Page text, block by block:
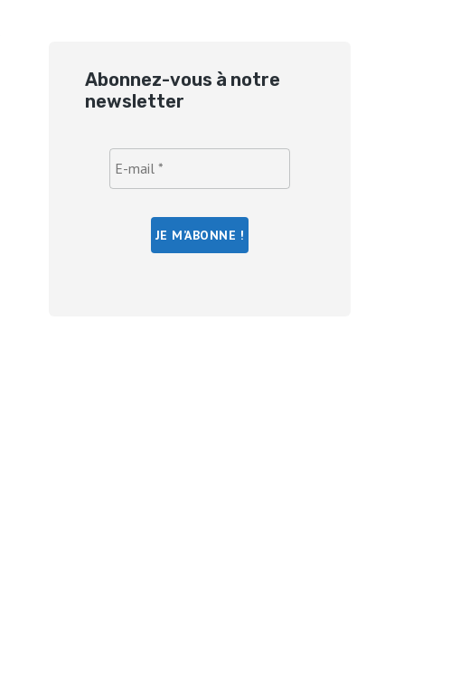
Abonnez-vous à notre
newsletter